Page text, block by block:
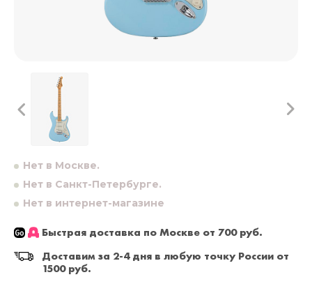
Нет в Москве.
Нет в Санкт-Петербурге.
Нет в интернет-магазине
Быстрая доставка по Москве от 700 руб.
Доставим за 2-4 дня в любую точку России от
1500 руб.